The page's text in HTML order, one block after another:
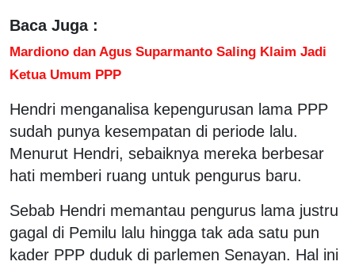
Baca Juga :
Mardiono dan Agus Suparmanto Saling Klaim Jadi
Ketua Umum PPP
Hendri menganalisa kepengurusan lama PPP
sudah punya kesempatan di periode lalu.
Menurut Hendri, sebaiknya mereka berbesar
hati memberi ruang untuk pengurus baru.
Sebab Hendri memantau pengurus lama justru
gagal di Pemilu lalu hingga tak ada satu pun
kader PPP duduk di parlemen Senayan. Hal ini